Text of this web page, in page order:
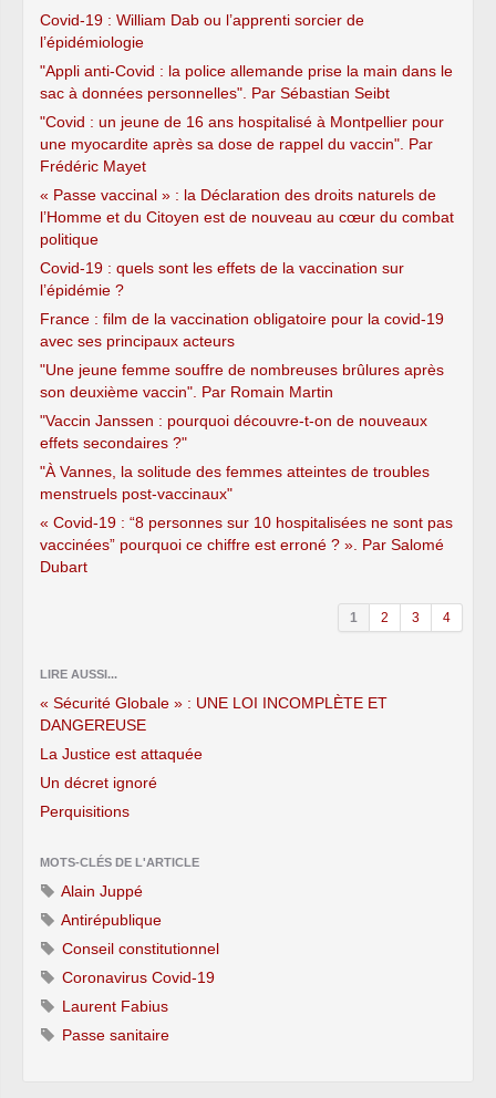
Covid-19 : William Dab ou l’apprenti sorcier de
l’épidémiologie
"Appli anti-Covid : la police allemande prise la main dans le
sac à données personnelles". Par Sébastian Seibt
"Covid : un jeune de 16 ans hospitalisé à Montpellier pour
une myocardite après sa dose de rappel du vaccin". Par
Frédéric Mayet
« Passe vaccinal » : la Déclaration des droits naturels de
l’Homme et du Citoyen est de nouveau au cœur du combat
politique
Covid-19 : quels sont les effets de la vaccination sur
l’épidémie ?
France : film de la vaccination obligatoire pour la covid-19
avec ses principaux acteurs
"Une jeune femme souffre de nombreuses brûlures après
son deuxième vaccin". Par Romain Martin
"Vaccin Janssen : pourquoi découvre-t-on de nouveaux
effets secondaires ?"
"À Vannes, la solitude des femmes atteintes de troubles
menstruels post-vaccinaux"
« Covid-19 : “8 personnes sur 10 hospitalisées ne sont pas
vaccinées” pourquoi ce chiffre est erroné ? ». Par Salomé
Dubart
1 2 3 4
LIRE AUSSI...
« Sécurité Globale » : UNE LOI INCOMPLÈTE ET
DANGEREUSE
La Justice est attaquée
Un décret ignoré
Perquisitions
MOTS-CLÉS DE L'ARTICLE
Alain Juppé
Antirépublique
Conseil constitutionnel
Coronavirus Covid-19
Laurent Fabius
Passe sanitaire